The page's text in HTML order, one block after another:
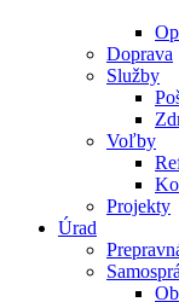
Doprava
Služby
Voľby
Projekty
Úrad